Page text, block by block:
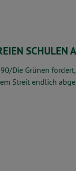
SCHULEN
Die Grünen
Streit endlich